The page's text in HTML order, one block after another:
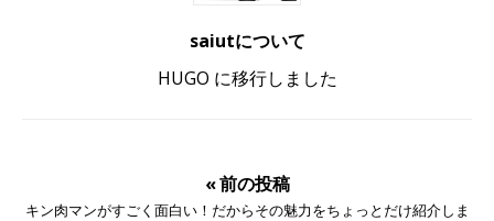
saiutについて
HUGO に移行しました
« 前の投稿
キン肉マンがすごく面白い！だからその魅力をちょっとだけ紹介しま